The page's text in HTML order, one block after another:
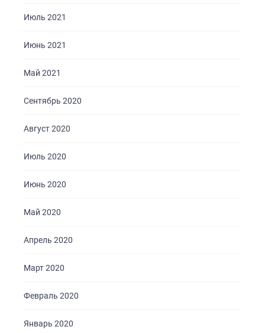
Июль 2021
Июнь 2021
Май 2021
Сентябрь 2020
Август 2020
Июль 2020
Июнь 2020
Май 2020
Апрель 2020
Март 2020
Февраль 2020
Январь 2020